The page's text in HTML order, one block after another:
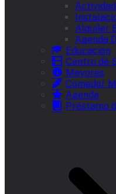
Alquiler
Agenda
Educación
Centro de
Mayores
Comedor
Agenda
Préstamo